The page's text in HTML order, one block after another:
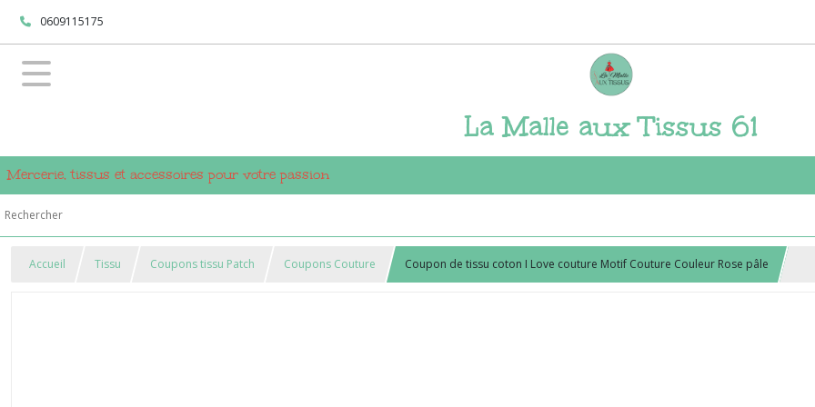
0609115175
La Malle aux Tissus 61
Mercerie, tissus et accessoires pour votre passion
Accueil Tissu Coupons tissu Patch Coupons Couture Coupon de tissu coton I Love couture Motif Couture Couleur Rose pâle